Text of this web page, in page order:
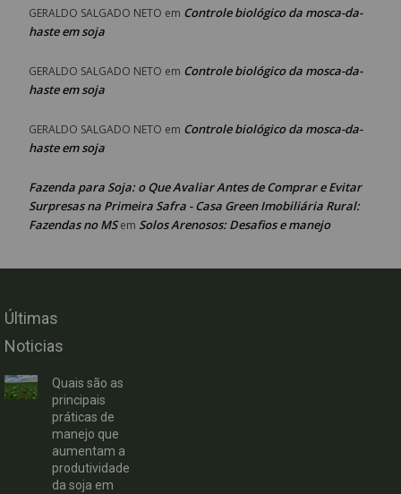
GERALDO SALGADO NETO em Controle biológico da mosca-da-
haste em soja
GERALDO SALGADO NETO em Controle biológico da mosca-da-
haste em soja
GERALDO SALGADO NETO em Controle biológico da mosca-da-
haste em soja
Fazenda para Soja: o Que Avaliar Antes de Comprar e Evitar
Surpresas na Primeira Safra - Casa Green Imobiliária Rural:
Fazendas no MSem Solos Arenosos: Desafios e manejo
Últimas
Noticias
Quais são as
principais
práticas de
manejo que
aumentam a
produtividade
da soja em